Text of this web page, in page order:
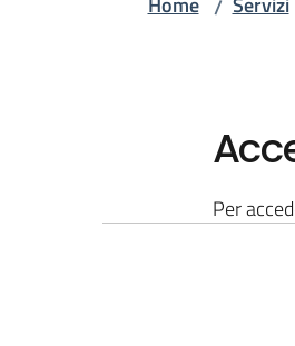
/
Per